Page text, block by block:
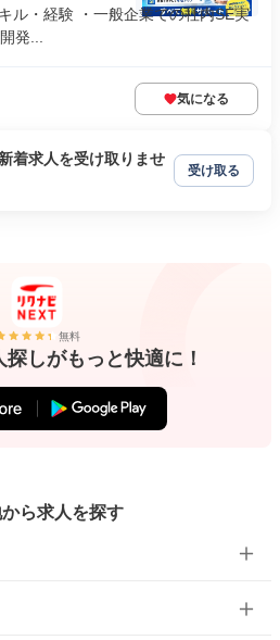
ル・経験 ・一般企業での社内SE実
発...
気になる
着求人を受け取りませ
受け取る
無料
しがもっと快適に！
ら求人を探す